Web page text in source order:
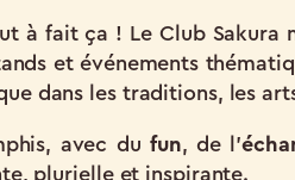
à fait ça ! Le Club Sakura
et événements
dans les traditions, les
avec dufun, de l’
plurielle et inspirante.